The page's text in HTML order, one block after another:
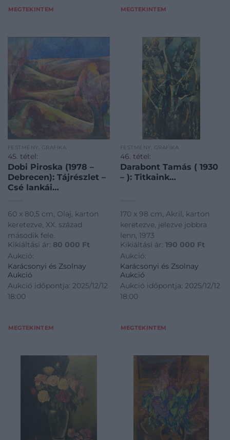
MEGTEKINTEM MEGTEKINTEM
FESTMÉNY, GRAFIKA
45. tétel:
Dobi Piroska (1978 –
Debrecen): Tájrészlet –
Csé lankái…
60 x 80,5 cm, Olaj, karton
keretezve, XX. század
második fele.
Kikiáltási ár: 80 000 Ft
Aukció:
Karácsonyi és Zsolnay
Aukció
Aukció időpontja: 2025/12/12
18:00
MEGTEKINTEM
FESTMÉNY, GRAFIKA
46. tétel:
Darabont Tamás ( 1930
– ): Titkaink…
170 x 98 cm, Akril, karton
keretezve, jelezve jobbra
lenn, 1973
Kikiáltási ár: 190 000 Ft
Aukció:
Karácsonyi és Zsolnay
Aukció
Aukció időpontja: 2025/12/12
18:00
MEGTEKINTEM